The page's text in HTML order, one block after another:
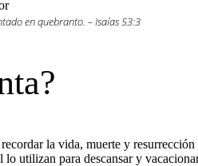
en quebranto. – Isaías 53:3
la vida, muerte y
utilizan para descansar y